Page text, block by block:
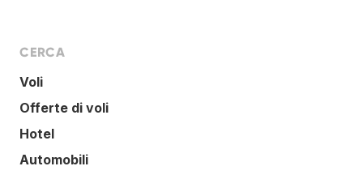
CERCA
Voli
Offerte di voli
Hotel
Automobili